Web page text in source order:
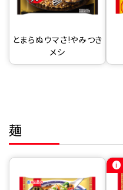
とまらぬウマさ!やみつき
メシ
麺